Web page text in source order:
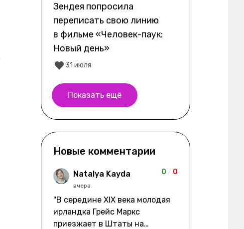
Зендея попросила
переписать свою линию
в фильме «Человек-паук:
Новый день»
31 июля
Показать ещё
Новые комментарии
Natalya Kayda
вчера
0 / 0
"В середине XIX века молодая
ирландка Грейс Маркс
приезжает в Штаты на